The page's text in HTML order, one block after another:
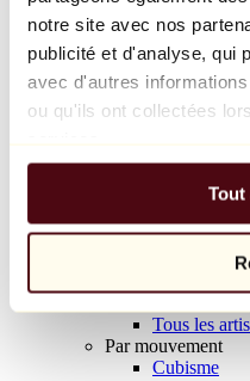
notre site avec nos
publicité et d'analyse, qui
avec d'autres
ou qu'ils ont collectées
Tout
Balloon Dog (Orange)
Jeff Koons
10 000 €
Parcourir
Tous les
Tous les
Tous les
Par mouvement
Cubisme